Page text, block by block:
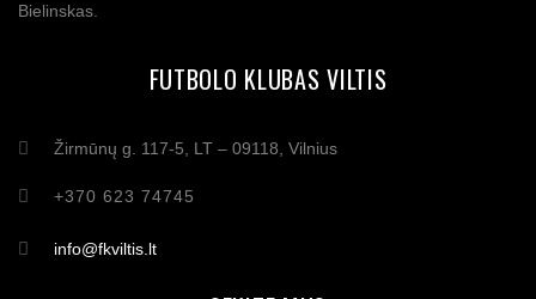
Bielinskas.
FUTBOLO KLUBAS VILTIS
Žirmūnų g. 117-5, LT – 09118, Vilnius
+370 623 74745
info@fkviltis.lt